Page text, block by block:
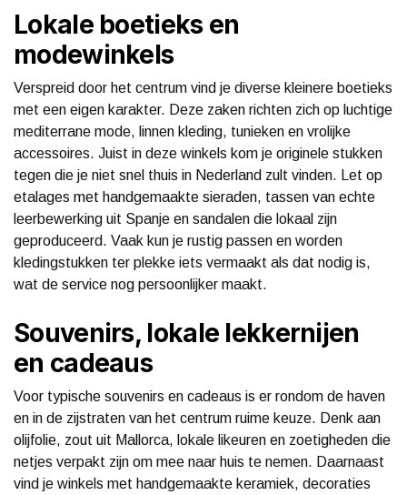
Lokale boetieks en
modewinkels
Verspreid door het centrum vind je diverse kleinere boetieks
met een eigen karakter. Deze zaken richten zich op luchtige
mediterrane mode, linnen kleding, tunieken en vrolijke
accessoires. Juist in deze winkels kom je originele stukken
tegen die je niet snel thuis in Nederland zult vinden. Let op
etalages met handgemaakte sieraden, tassen van echte
leerbewerking uit Spanje en sandalen die lokaal zijn
geproduceerd. Vaak kun je rustig passen en worden
kledingstukken ter plekke iets vermaakt als dat nodig is,
wat de service nog persoonlijker maakt.
Souvenirs, lokale lekkernijen
en cadeaus
Voor typische souvenirs en cadeaus is er rondom de haven
en in de zijstraten van het centrum ruime keuze. Denk aan
olijfolie, zout uit Mallorca, lokale likeuren en zoetigheden die
netjes verpakt zijn om mee naar huis te nemen. Daarnaast
vind je winkels met handgemaakte keramiek, decoraties